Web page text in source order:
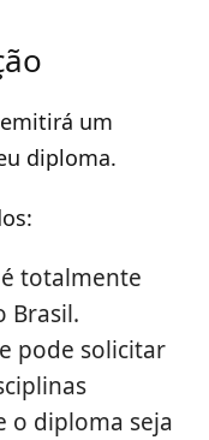
um
diploma.
totalmente
Brasil.
pode solicitar
o diploma seja